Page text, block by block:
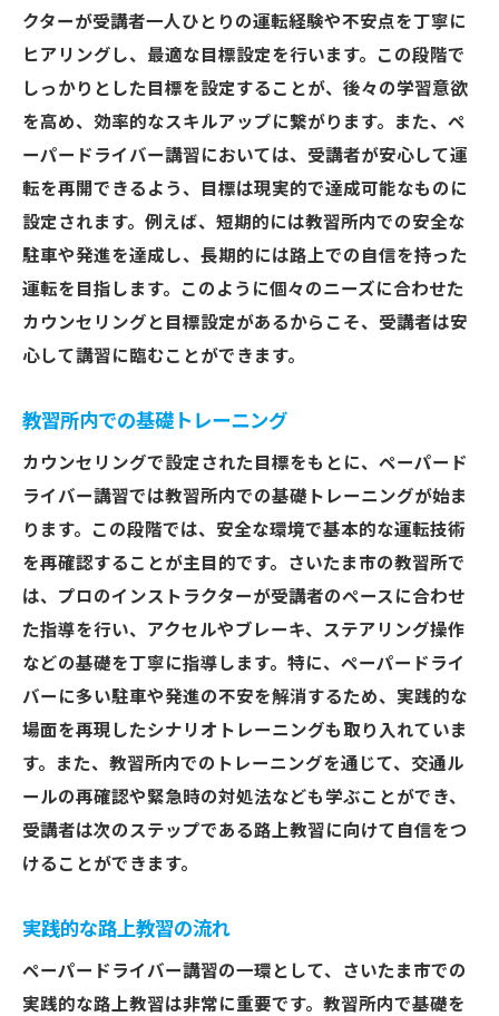
クターが受講者一人ひとりの運転経験や不安点を丁寧に
ヒアリングし、最適な目標設定を行います。この段階で
しっかりとした目標を設定することが、後々の学習意欲
を高め、効率的なスキルアップに繋がります。また、ペ
ーパードライバー講習においては、受講者が安心して運
転を再開できるよう、目標は現実的で達成可能なものに
設定されます。例えば、短期的には教習所内での安全な
駐車や発進を達成し、長期的には路上での自信を持った
運転を目指します。このように個々のニーズに合わせた
カウンセリングと目標設定があるからこそ、受講者は安
心して講習に臨むことができます。
教習所内での基礎トレーニング
カウンセリングで設定された目標をもとに、ペーパード
ライバー講習では教習所内での基礎トレーニングが始ま
ります。この段階では、安全な環境で基本的な運転技術
を再確認することが主目的です。さいたま市の教習所で
は、プロのインストラクターが受講者のペースに合わせ
た指導を行い、アクセルやブレーキ、ステアリング操作
などの基礎を丁寧に指導します。特に、ペーパードライ
バーに多い駐車や発進の不安を解消するため、実践的な
場面を再現したシナリオトレーニングも取り入れていま
す。また、教習所内でのトレーニングを通じて、交通ル
ールの再確認や緊急時の対処法なども学ぶことができ、
受講者は次のステップである路上教習に向けて自信をつ
けることができます。
実践的な路上教習の流れ
ペーパードライバー講習の一環として、さいたま市での
実践的な路上教習は非常に重要です。教習所内で基礎を